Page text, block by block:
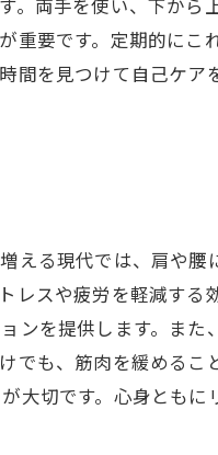
。両手を使い、下から
重要です。定期的にこ
間を見つけて自己ケア
える現代では、肩や腰
レスや疲労を軽減する
ンを提供します。また
でも、筋肉を緩めるこ
大切です。心身ともに